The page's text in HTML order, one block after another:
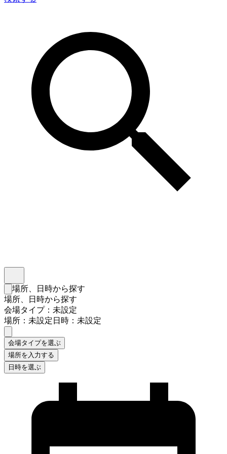
検索フォームを閉じる
場所、日時から探す
場所、日時から探す
会場タイプ：未設定
場所：未設定日時：未設定
会場タイプを選ぶ
場所を入力する
日時を選ぶ